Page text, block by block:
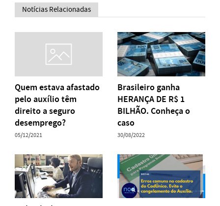
Notícias Relacionadas
Quem estava afastado
pelo auxílio têm
direito a seguro
desemprego?
05/12/2021
Brasileiro ganha
HERANÇA DE R$ 1
BILHÃO. Conheça o
caso
30/08/2022